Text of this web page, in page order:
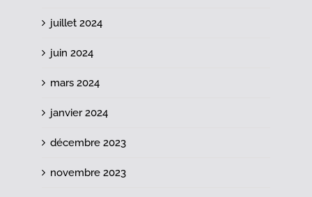
juillet 2024
juin 2024
mars 2024
janvier 2024
décembre 2023
novembre 2023